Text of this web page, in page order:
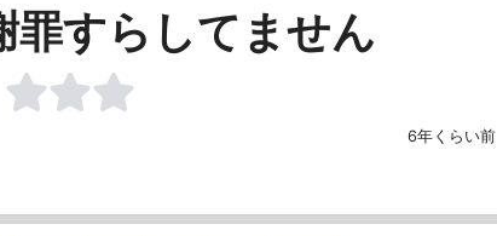
罪すらしてません
6年くらい前